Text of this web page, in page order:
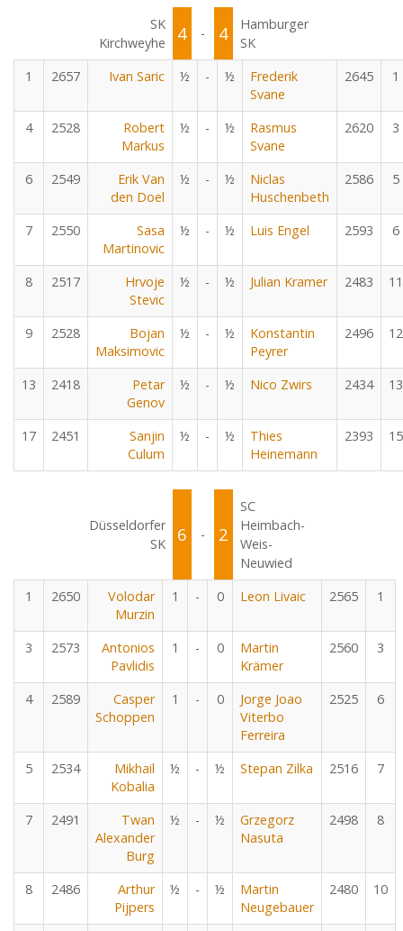
SK
Kirchweyhe
4 - 4
Hamburger
SK
1
2657 Ivan Saric ½ - ½
Frederik
Svane
2645 1
4 2528
Robert
Markus
½ - ½
Rasmus
Svane
2620 3
6 2549
Erik Van
den Doel
½ - ½
Niclas
Huschenbeth
2586 5
7 2550
Sasa
Martinovic
½ - ½ Luis Engel 2593 6
8 2517
Hrvoje
Stevic
½ - ½ Julian Kramer 2483 11
9 2528
Bojan
Maksimovic
½ - ½
Konstantin
Peyrer
2496 12
13 2418
Petar
Genov
½ - ½ Nico Zwirs 2434 13
17 2451
Sanjin
Culum
½ - ½
Thies
Heinemann
2393 15
Düsseldorfer
SK
6 - 2
SC
Heimbach-
Weis-
Neuwied
1
2650
Volodar
Murzin
1 - 0 Leon Livaic 2565 1
3 2573
Antonios
Pavlidis
1 - 0
Martin
Krämer
2560 3
4 2589
Casper
Schoppen
1 - 0
Jorge Joao
Viterbo
Ferreira
2525 6
5 2534
Mikhail
Kobalia
½ - ½ Stepan Zilka 2516 7
7 2491
Twan
Alexander
Burg
½ - ½
Grzegorz
Nasuta
2498 8
8 2486
Arthur
Pijpers
½ - ½
Martin
Neugebauer
2480 10